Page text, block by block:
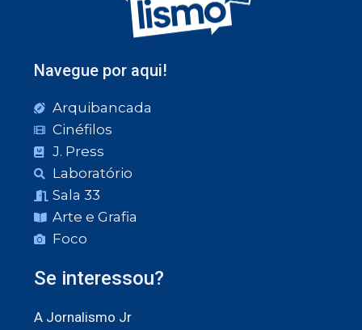
Navegue por aqui!
Arquibancada
Cinéfilos
J. Press
Laboratório
Sala 33
Arte e Grafia
Foco
Se interessou?
A Jornalismo Jr